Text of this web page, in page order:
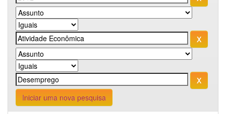
Iniciar uma nova pesquisa